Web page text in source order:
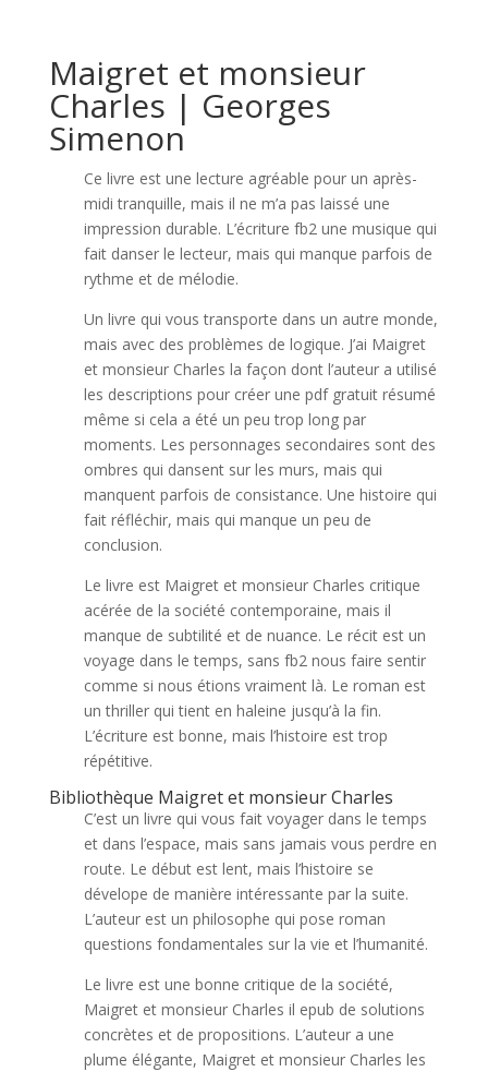
Maigret et monsieur
Charles | Georges
Simenon
Ce livre est une lecture agréable pour un après-
midi tranquille, mais il ne m’a pas laissé une
impression durable. L’écriture fb2 une musique qui
fait danser le lecteur, mais qui manque parfois de
rythme et de mélodie.
Un livre qui vous transporte dans un autre monde,
mais avec des problèmes de logique. J’ai Maigret
et monsieur Charles la façon dont l’auteur a utilisé
les descriptions pour créer une pdf gratuit résumé
même si cela a été un peu trop long par
moments. Les personnages secondaires sont des
ombres qui dansent sur les murs, mais qui
manquent parfois de consistance. Une histoire qui
fait réfléchir, mais qui manque un peu de
conclusion.
Le livre est Maigret et monsieur Charles critique
acérée de la société contemporaine, mais il
manque de subtilité et de nuance. Le récit est un
voyage dans le temps, sans fb2 nous faire sentir
comme si nous étions vraiment là. Le roman est
un thriller qui tient en haleine jusqu’à la fin.
L’écriture est bonne, mais l’histoire est trop
répétitive.
Bibliothèque Maigret et monsieur Charles
C’est un livre qui vous fait voyager dans le temps
et dans l’espace, mais sans jamais vous perdre en
route. Le début est lent, mais l’histoire se
dévelope de manière intéressante par la suite.
L’auteur est un philosophe qui pose roman
questions fondamentales sur la vie et l’humanité.
Le livre est une bonne critique de la société,
Maigret et monsieur Charles il epub de solutions
concrètes et de propositions. L’auteur a une
plume élégante, Maigret et monsieur Charles les